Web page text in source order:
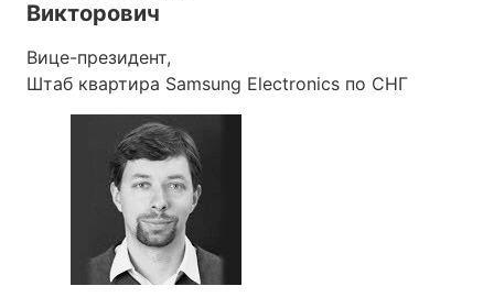
Викторович
Вице-президент,
Штаб квартира Samsung Electronics по СНГ